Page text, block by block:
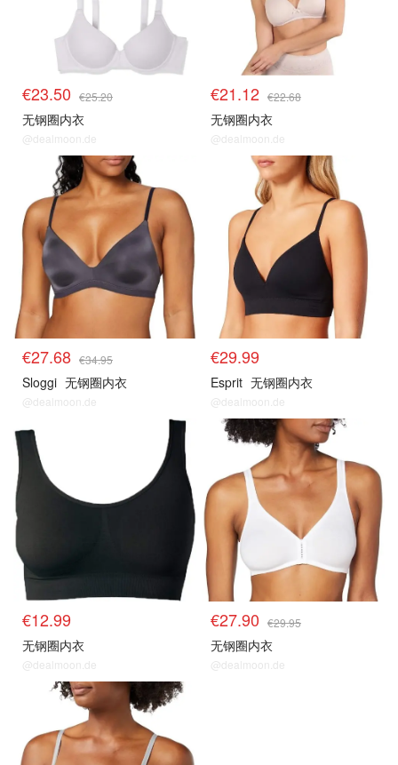
€23.50 €25.20
无钢圈内衣
@dealmoon.de
€21.12 €22.68
无钢圈内衣
@dealmoon.de
€27.68 €34.95
Sloggi 无钢圈内衣
@dealmoon.de
€29.99
Esprit 无钢圈内衣
@dealmoon.de
€12.99
无钢圈内衣
@dealmoon.de
€27.90 €29.95
无钢圈内衣
@dealmoon.de